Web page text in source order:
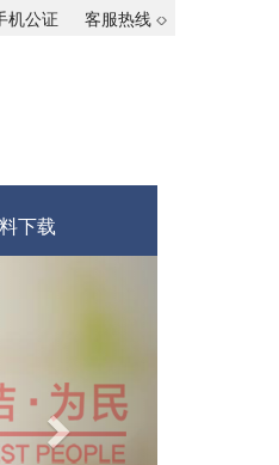
机公证 客服热线 ◇
下载